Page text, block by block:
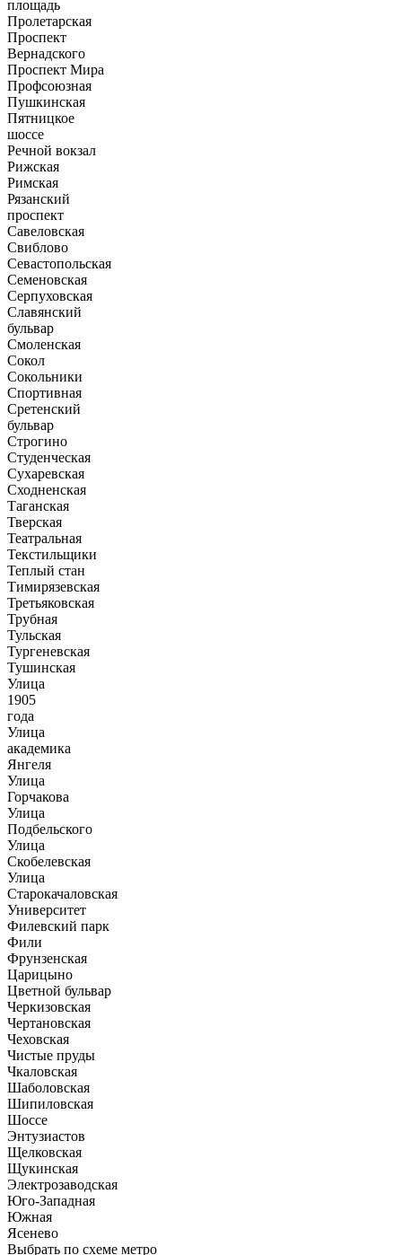
площадь
Пролетарская
Проспект
Вернадского
Проспект Мира
Профсоюзная
Пушкинская
Пятницкое
шоссе
Речной вокзал
Рижская
Римская
Рязанский
проспект
Савеловская
Свиблово
Севастопольская
Семеновская
Серпуховская
Славянский
бульвар
Смоленская
Сокол
Сокольники
Спортивная
Сретенский
бульвар
Строгино
Студенческая
Сухаревская
Сходненская
Таганская
Тверская
Театральная
Текстильщики
Теплый стан
Тимирязевская
Третьяковская
Трубная
Тульская
Тургеневская
Тушинская
Улица
1905
года
Улица
академика
Янгеля
Улица
Горчакова
Улица
Подбельского
Улица
Скобелевская
Улица
Старокачаловская
Университет
Филевский парк
Фили
Фрунзенская
Царицыно
Цветной бульвар
Черкизовская
Чертановская
Чеховская
Чистые пруды
Чкаловская
Шаболовская
Шипиловская
Шоссе
Энтузиастов
Щелковская
Щукинская
Электрозаводская
Юго-Западная
Южная
Ясенево
Выбрать по схеме метро